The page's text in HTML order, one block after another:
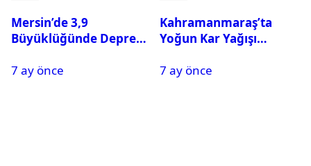
Mersin’de 3,9
Büyüklüğünde Deprem
7 ay önce
Kahramanmaraş’ta
Yoğun Kar Yağışı
Tatil
7 ay önce